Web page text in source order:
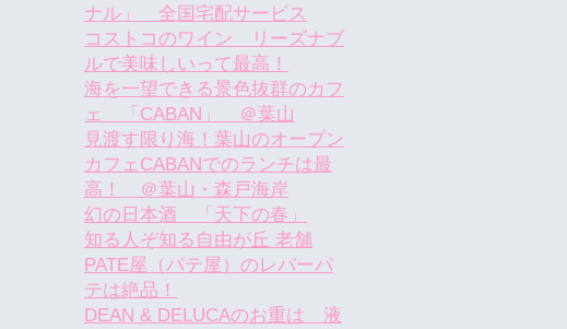
ナル」 全国宅配サービス
コストコのワイン リーズナブ
ルで美味しいって最高！
海を一望できる景色抜群のカフ
ェ 「CABAN」 ＠葉山
見渡す限り海！葉山のオープン
カフェCABANでのランチは最
高！ ＠葉山・森戸海岸
幻の日本酒 「天下の春」
知る人ぞ知る自由が丘 老舗
PATE屋（パテ屋）のレバーパ
テは絶品！
DEAN & DELUCAのお重は 液